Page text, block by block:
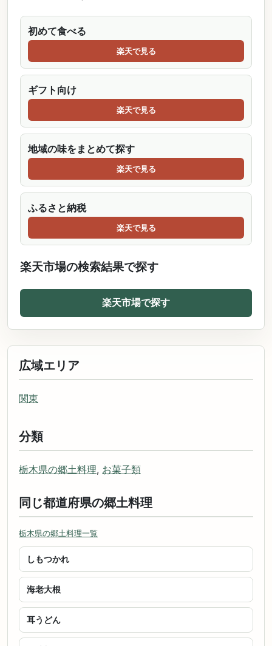
初めて食べる
楽天で見る
ギフト向け
楽天で見る
地域の味をまとめて探す
楽天で見る
ふるさと納税
楽天で見る
楽天市場の検索結果で探す
楽天市場で探す
広域エリア
関東
分類
栃木県の郷土料理, お菓子類
同じ都道府県の郷土料理
栃木県の郷土料理一覧
しもつかれ
海老大根
耳うどん